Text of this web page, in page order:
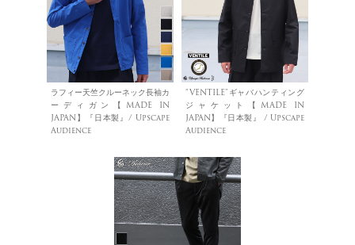
ラフィー天竺クルーネック長袖カ
ーディガン【MADE IN
JAPAN】『日本製』/ Upscape
Audience
”VENTILE"ギャバハンティング
ジャケット【MADE IN
JAPAN】『日本製』 / Upscape
Audience